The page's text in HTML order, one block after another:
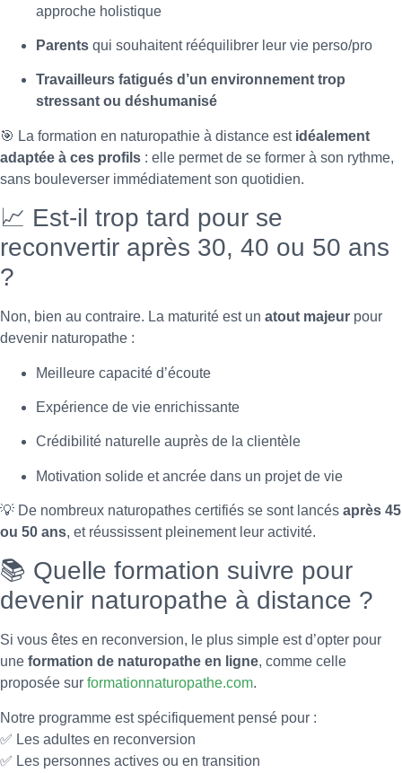
approche holistique
Parents qui souhaitent rééquilibrer leur vie perso/pro
Travailleurs fatigués d’un environnement trop
stressant ou déshumanisé
🎯 La formation en naturopathie à distance est idéalement
adaptée à ces profils : elle permet de se former à son rythme,
sans bouleverser immédiatement son quotidien.
📈 Est-il trop tard pour se
reconvertir après 30, 40 ou 50 ans
?
Non, bien au contraire. La maturité est un atout majeur pour
devenir naturopathe :
Meilleure capacité d’écoute
Expérience de vie enrichissante
Crédibilité naturelle auprès de la clientèle
Motivation solide et ancrée dans un projet de vie
💡 De nombreux naturopathes certifiés se sont lancés après 45
ou 50 ans, et réussissent pleinement leur activité.
📚 Quelle formation suivre pour
devenir naturopathe à distance ?
Si vous êtes en reconversion, le plus simple est d’opter pour
une formation de naturopathe en ligne, comme celle
proposée sur formationnaturopathe.com.
Notre programme est spécifiquement pensé pour :
✅ Les adultes en reconversion
✅ Les personnes actives ou en transition